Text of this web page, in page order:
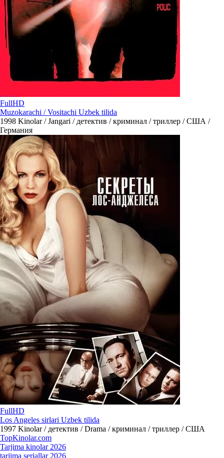
FullHD
Muzokarachi / Vositachi Uzbek tilida
1998 Kinolar / Jangari / детектив / криминал / триллер / США /
Германия
FullHD
Los Angeles sirlari Uzbek tilida
1997 Kinolar / детектив / Drama / криминал / триллер / США
TopKinolar.com
Tarjima kinolar 2026
tarjima seriallar 2026